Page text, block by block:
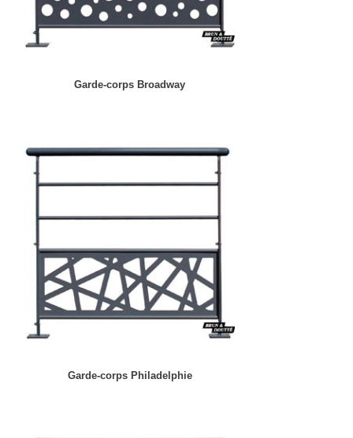
Garde-corps Broadway
Garde-corps Philadelphie